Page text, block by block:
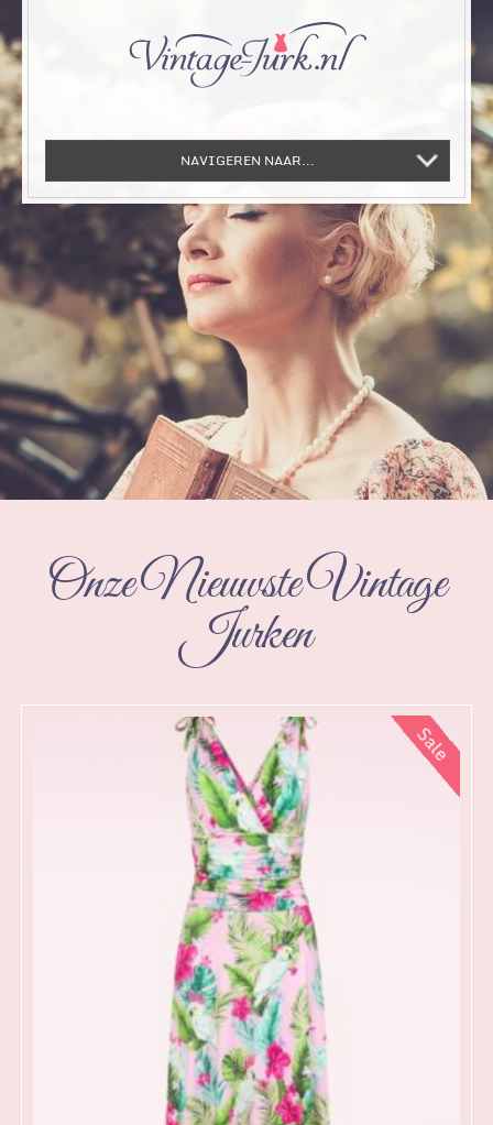
NAVIGEREN NAAR...
Onze Nieuwste Vintage
Jurken